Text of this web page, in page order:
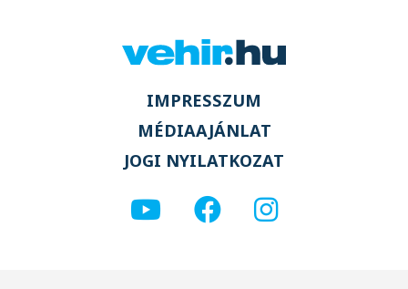
IMPRESSZUM
MÉDIAAJÁNLAT
JOGI NYILATKOZAT